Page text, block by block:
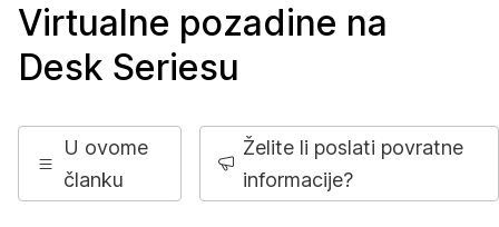
Virtualne pozadine na
Desk Seriesu
U ovome
članku
Želite li poslati povratne
informacije?